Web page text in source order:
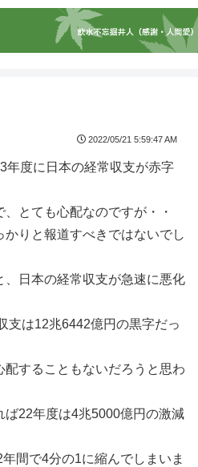
2022/05/21 5:59:47 AM
年度に日本の経常収支が赤字
とても心配なのですが・・
かりと報道すべきではないでし
、日本の経常収支が急速に悪化
支は12兆6442億円の黒字だっ
することもないだろうと思わ
ば22年度は4兆5000億円の激減
間で4分の1に縮んでしまいま